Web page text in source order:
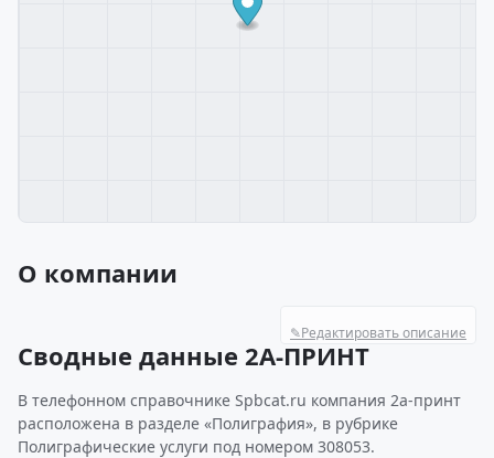
О компании
✎Редактировать описание
Сводные данные 2А-ПРИНТ
В телефонном справочнике Spbcat.ru компания 2а-принт
расположена в разделе «Полиграфия», в рубрике
Полиграфические услуги под номером 308053.